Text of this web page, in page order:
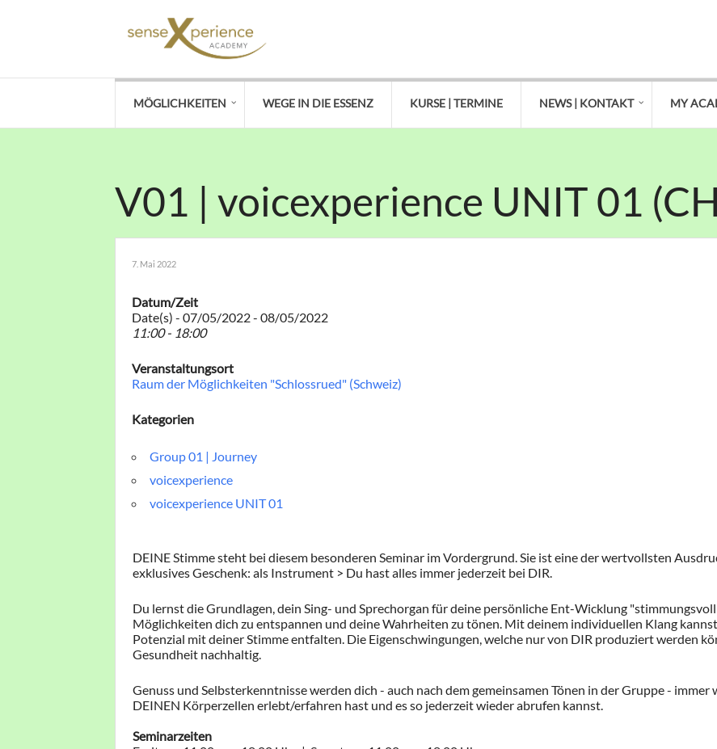
MÖGLICHKEITEN WEGE IN DIE ESSENZ KURSE | TERMINE NEWS | KONTAKT MY
V01 | voicexperience UNIT 01
7. Mai 2022
Datum/Zeit
Date(s) - 07/05/2022 - 08/05/2022
11:00 - 18:00
Veranstaltungsort
Raum der Möglichkeiten "Schlossrued" (Schweiz)
Kategorien
Group 01 | Journey
voicexperience
voicexperience UNIT 01
DEINE Stimme steht bei diesem besonderen Seminar im Vordergrund. Sie ist eine der wertvollsten
exklusives Geschenk: als Instrument > Du hast alles immer jederzeit bei DIR.
Du lernst die Grundlagen, dein Sing- und Sprechorgan für deine persönliche Ent-Wicklung
Möglichkeiten dich zu entspannen und deine Wahrheiten zu tönen. Mit deinem individuellen Klang
Potenzial mit deiner Stimme entfalten. Die Eigenschwingungen, welche nur von DIR produziert werden
Gesundheit nachhaltig.
Genuss und Selbsterkenntnisse werden dich - auch nach dem gemeinsamen Tönen in der Gruppe -
DEINEN Körperzellen erlebt/erfahren hast und es so jederzeit wieder abrufen kannst.
Seminarzeiten